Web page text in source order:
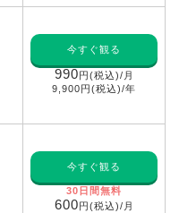
今すぐ観る
990円(税込)/月
9,900円(税込)/年
今すぐ観る
30日間無料
600円(税込)/月